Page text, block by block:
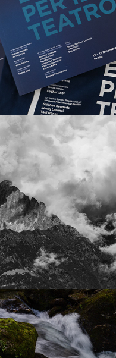
dalla
il respiro